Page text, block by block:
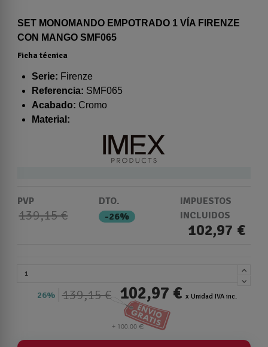
SET MONOMANDO EMPOTRADO 1 VÍA FIRENZE
CON MANGO SMF065
Ficha técnica
Serie: Firenze
Referencia: SMF065
Acabado: Cromo
Material:
PVP
139,15 €
DTO.
-26%
IMPUESTOS
INCLUIDOS
102,97 €
26% 139,15 € 102,97 € x Unidad IVA inc.